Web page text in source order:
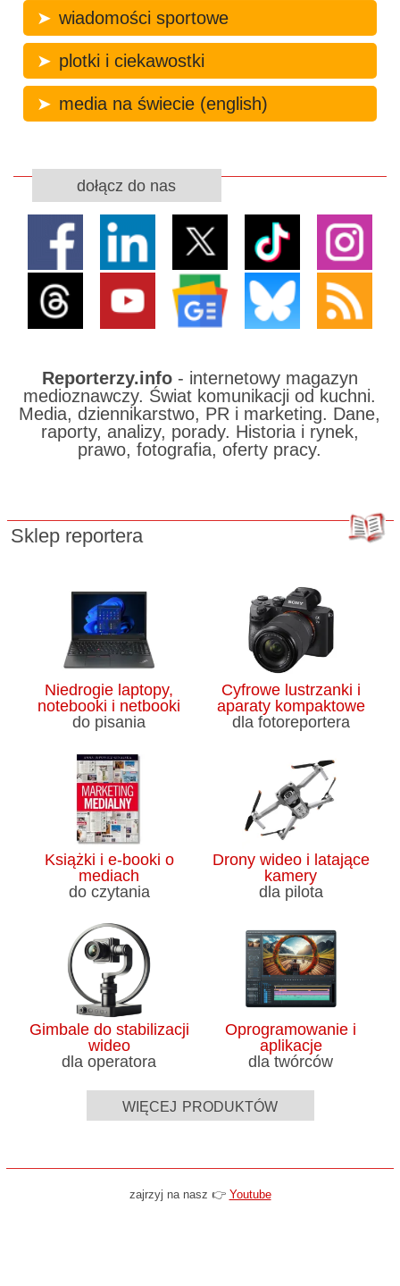
wiadomości sportowe
plotki i ciekawostki
media na świecie (english)
dołącz do nas
Reporterzy.info- internetowy magazyn
medioznawczy. Świat komunikacji od kuchni.
Media, dziennikarstwo, PR i marketing. Dane,
raporty, analizy, porady. Historia i rynek,
prawo, fotografia, oferty pracy.
Sklep reportera
Niedrogie laptopy,
notebooki i netbooki
do pisania
Cyfrowe lustrzanki i
aparaty kompaktowe
dla fotoreportera
Książki i e-booki o
mediach
do czytania
Drony wideo i latające
kamery
dla pilota
Gimbale do stabilizacji
wideo
dla operatora
Oprogramowanie i
aplikacje
dla twórców
więcej produktów
zajrzyj na nasz 👉 Youtube